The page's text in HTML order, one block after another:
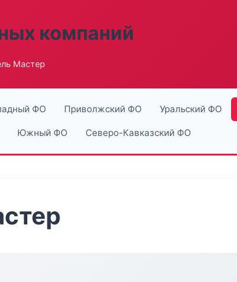
компаний
Мастер
ФО Приволжский ФО Уральский ФО
Южный ФО Северо-Кавказский ФО